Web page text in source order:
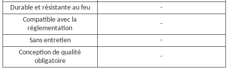
Durable et résistante au feu
-
Compatible avec la
réglementation
-
Sans entretien
-
Conception de qualité
obligatoire
-